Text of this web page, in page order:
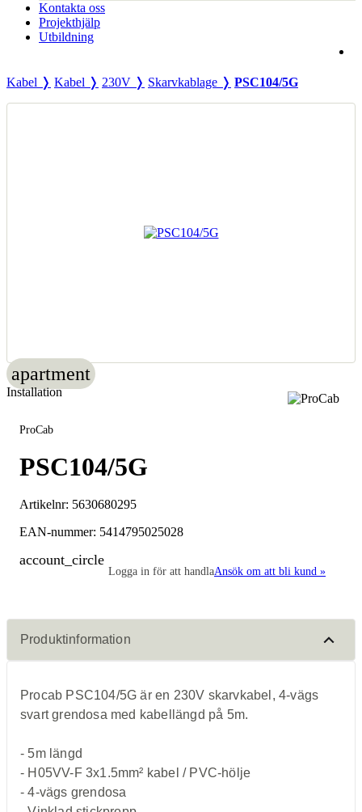
Kontakta oss
Projekthjälp
Utbildning
Kabel ❭ Kabel ❭ 230V ❭ Skarvkablage ❭ PSC104/5G
apartment
Installation
ProCab
PSC104/5G
Artikelnr: 5630680295
EAN-nummer: 5414795025028
account_circle
Logga in för att handlaAnsök om att bli kund »
Produktinformation
Procab PSC104/5G är en 230V skarvkabel, 4-vägs
svart grendosa med kabellängd på 5m.
- 5m längd
- H05VV-F 3x1.5mm² kabel / PVC-hölje
- 4-vägs grendosa